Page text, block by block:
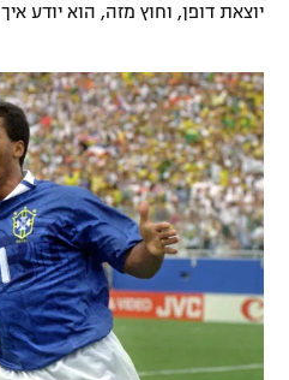
תקנון פעילות ספורט 1
רשיון להקרנה פומבית לבית
הצטרפות לחבילת הערוצים
לוח דרושים – ג'ובנט
תגיות
אומנויות לחימה
גיימינג E-Sports
יוצאת דופן, וחוץ מזה, הוא יודע